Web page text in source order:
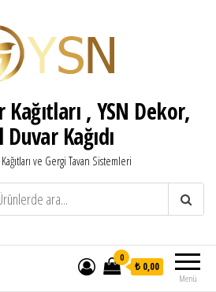
, YSN Dekor,
Kağıdı
ve Gergi Tavan Sistemleri
Menü
0
₺ 0,00